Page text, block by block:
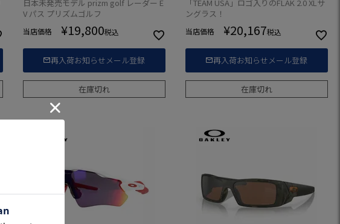
日本未発売モデル prizm golf レーダー E
V パス プリズムゴルフ
当店価格 ¥19,800税込
再入荷お知らせメール登録
在庫切れ
「TEAM USA」ロゴ入りのFLAK 2.0 XLサ
ングラス！
当店価格 ¥20,167税込
再入荷お知らせメール登録
在庫切れ